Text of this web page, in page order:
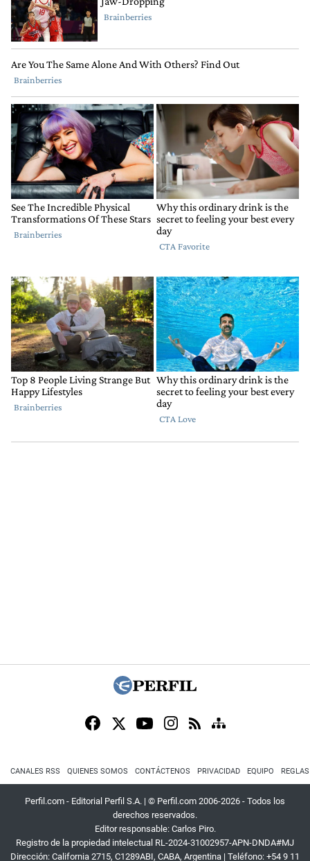
CANALES RSS QUIENES SOMOS CONTÁCTENOS PRIVACIDAD EQUIPO
Perfil.com - Editorial Perfil S.A. | © Perfil.com 2006-2026 - Todos los
derechos reservados.
Editor responsable: Carlos Piro.
Registro de la propiedad intelectual RL-2024-31002957-APN-DNDA#MJ
Dirección: California 2715, C1289ABI, CABA, Argentina | Teléfono: +54 9 11